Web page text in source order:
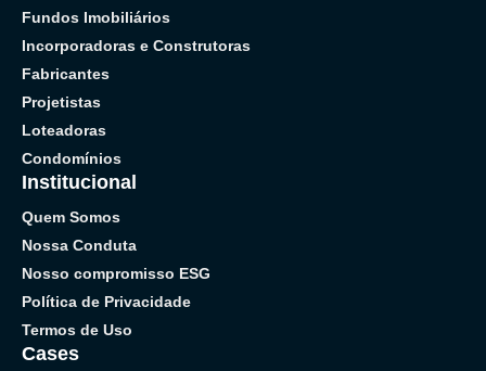
Fundos Imobiliários
Incorporadoras e Construtoras
Fabricantes
Projetistas
Loteadoras
Condomínios
Institucional
Quem Somos
Nossa Conduta
Nosso compromisso ESG
Política de Privacidade
Termos de Uso
Cases